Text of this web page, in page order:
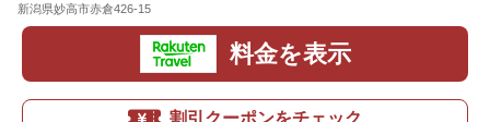
新潟県妙高市赤倉426-15
料金を表示
割引クーポンをチェック